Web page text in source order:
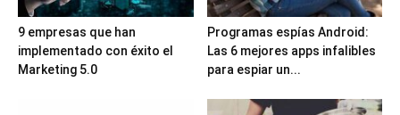
9 empresas que han
implementado con éxito el
Marketing 5.0
Programas espías Android:
Las 6 mejores apps infalibles
para espiar un...